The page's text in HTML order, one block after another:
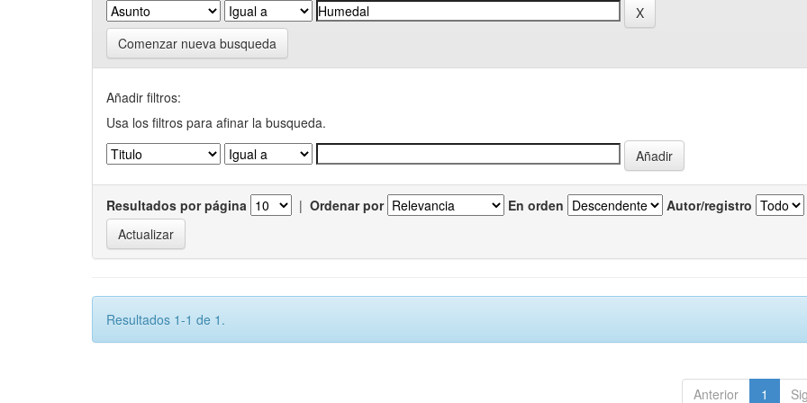
Comenzar nueva busqueda
Añadir filtros:
Usa los filtros para afinar la busqueda.
Resultados por página | Ordenar por En orden Autor/registro
Resultados 1-1 de 1.
Anterior 1